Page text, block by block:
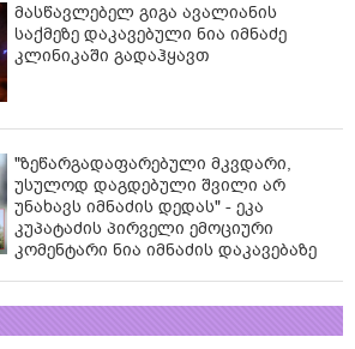
მასწავლებელ გიგა ავალიანის
საქმეზე დაკავებული ნია იმნაძე
კლინიკაში გადაჰყავთ
"ზეწარგადაფარებული მკვდარი,
უსულოდ დაგდებული შვილი არ
უნახავს იმნაძის დედას" - ეკა
კუპატაძის პირველი ემოციური
კომენტარი ნია იმნაძის დაკავებაზე